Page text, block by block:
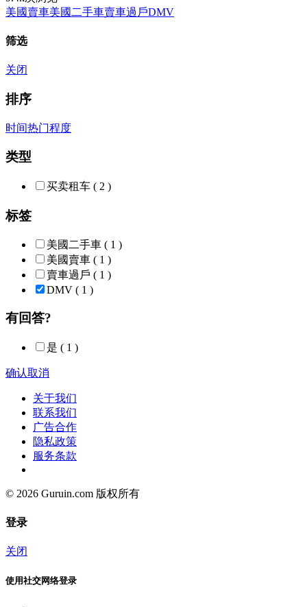
美國賣車美國二手車賣車過戶DMV
筛选
关闭
排序
时间热门程度
类型
买卖租车 ( 2 )
标签
美國二手車 ( 1 )
美國賣車 ( 1 )
賣車過戶 ( 1 )
DMV ( 1 )
有回答?
是 ( 1 )
确认取消
关于我们
联系我们
广告合作
隐私政策
服务条款
© 2026 Guruin.com 版权所有
登录
关闭
使用社交网络登录